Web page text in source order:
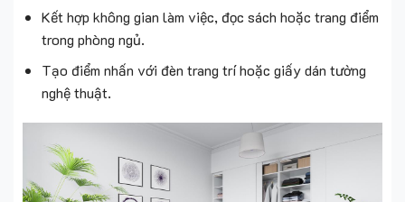
Kết hợp không gian làm việc, đọc sách hoặc trang điểm
trong phòng ngủ.
Tạo điểm nhấn với đèn trang trí hoặc giấy dán tường
nghệ thuật.